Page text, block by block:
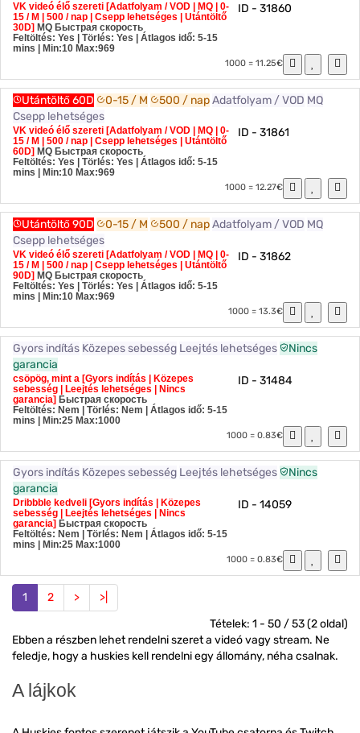
VK videó élő szereti [Adatfolyam / VOD | MQ | 0-
15 / M | 500 / nap | Csepp lehetséges | Utántöltő
30D] MQ Быстрая скорость
Feltöltés: Yes | Törlés: Yes | Átlagos idő: 5-15
mins
| Min:10 Max:969
ID - 31860
1000 = 11.25€
Utántöltő 60D 0-15 / M 500 / napAdatfolyam / VOD MQ
Csepp lehetséges
VK videó élő szereti [Adatfolyam / VOD | MQ | 0-
15 / M | 500 / nap | Csepp lehetséges | Utántöltő
60D] MQ Быстрая скорость
Feltöltés: Yes | Törlés: Yes | Átlagos idő: 5-15
mins
| Min:10 Max:969
ID - 31861
1000 = 12.27€
Utántöltő 90D 0-15 / M 500 / napAdatfolyam / VOD MQ
Csepp lehetséges
VK videó élő szereti [Adatfolyam / VOD | MQ | 0-
15 / M | 500 / nap | Csepp lehetséges | Utántöltő
90D] MQ Быстрая скорость
Feltöltés: Yes | Törlés: Yes | Átlagos idő: 5-15
mins
| Min:10 Max:969
ID - 31862
1000 = 13.3€
Gyors indítás Közepes sebesség Leejtés lehetséges
Nincs
garancia
csöpög, mint a [Gyors indítás | Közepes
sebesség | Leejtés lehetséges | Nincs
garancia] Быстрая скорость
Feltöltés: Nem | Törlés: Nem | Átlagos idő: 5-15
mins
| Min:25 Max:1000
ID - 31484
1000 = 0.83€
Gyors indítás Közepes sebesség Leejtés lehetséges
Nincs
garancia
Dribbble kedveli [Gyors indítás | Közepes
sebesség | Leejtés lehetséges | Nincs
garancia] Быстрая скорость
Feltöltés: Nem | Törlés: Nem | Átlagos idő: 5-15
mins
| Min:25 Max:1000
ID - 14059
1000 = 0.83€
1 2 >
>|
Tételek: 1 - 50 / 53 (2 oldal)
Ebben a részben lehet rendelni szeret a videó vagy stream. Ne
feledje, hogy a huskies kell rendelni egy állomány, néha csalnak.
A lájkok